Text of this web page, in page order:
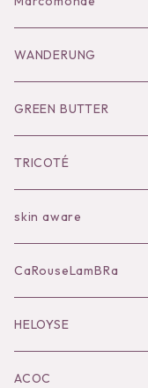
Goods
Socks
Shoes
Bilitis dix-sept ans
Tutu
Inner
Outer
Bag
Accessories
Black series
KOKO別注
Outer
Goods
Socks
Goods
WANDERUNG
GREEN BUTTER
TRICOTÉ
skin aware
CaRouseLamBRa
HELOYSE
ACOC